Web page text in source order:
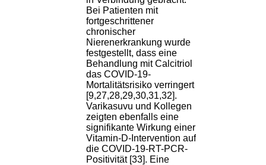
Bei Patienten mit
fortgeschrittener
chronischer
Nierenerkrankung wurde
festgestellt, dass eine
Behandlung mit Calcitriol
das COVID-19-
Mortalitätsrisiko verringert
[9,27,28,29,30,31,32].
Varikasuvu und Kollegen
zeigten ebenfalls eine
signifikante Wirkung einer
Vitamin-D-Intervention auf
die COVID-19-RT-PCR-
Positivität [33]. Eine